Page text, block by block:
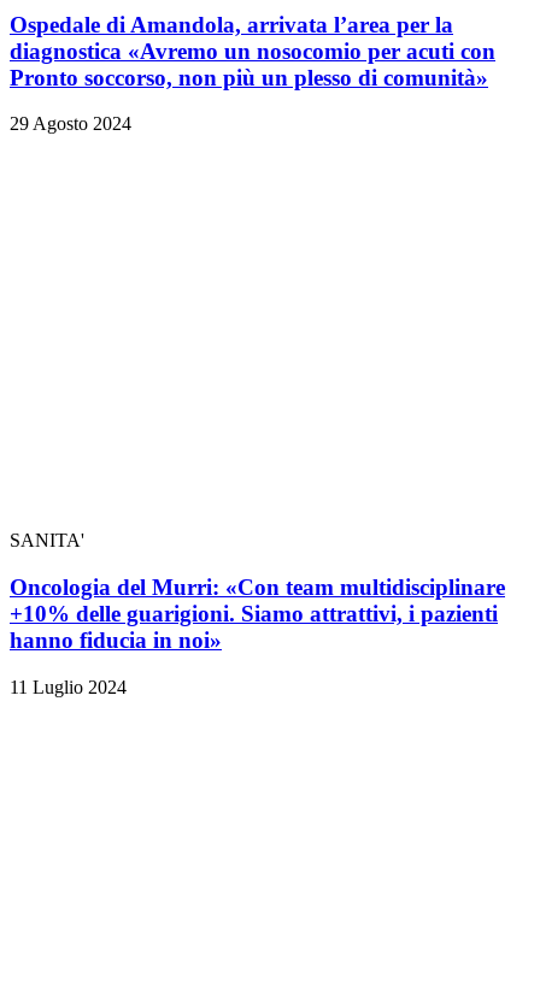
Ospedale di Amandola, arrivata l’area per la
diagnostica «Avremo un nosocomio per acuti con
Pronto soccorso, non più un plesso di comunità»
29 Agosto 2024
SANITA'
Oncologia del Murri: «Con team multidisciplinare
+10% delle guarigioni. Siamo attrattivi, i pazienti
hanno fiducia in noi»
11 Luglio 2024